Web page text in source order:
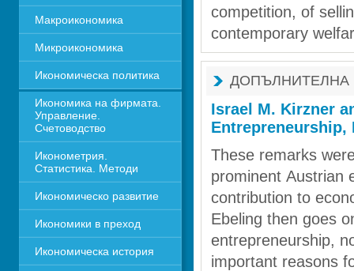
Макроикономика
Микроикономика
Икономическа политика
Икономика на фирмата.
Управление.
Счетоводство
Иконометрия.
Статистика. Методи
Икономическо развитие
Икономики в преход
Икономическа история
competition, of
contemporary
Israel M. Kirzner
Entrepreneurship,
These remarks
prominent Austrian
contribution to
Ebeling then goes
entrepreneurship,
important reasons